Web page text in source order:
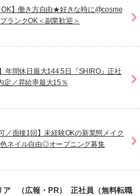
OK】働き方自由★好きな時に@cosme
ランクOK＜副業歓迎＞
年間休日最大144.5日『SHIRO』正社
定／昇給率最大15％
／面接1回】未経験OKの新業態メイク
ネイル自由◎オープニング募集
ア （広報・PR）
正社員（無料転職